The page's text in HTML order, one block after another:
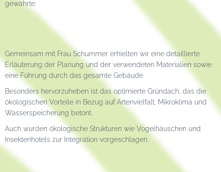
gewährte.
Gemeinsam mit Frau Schummer erhielten wir eine detaillierte
Erläuterung der Planung und der verwendeten Materialien sowie
eine Führung durch das gesamte Gebäude.
Besonders hervorzuheben ist das optimierte Gründach, das die
ökologischen Vorteile in Bezug auf Artenvielfalt, Mikroklima und
Wasserspeicherung betont.
Auch wurden ökologische Strukturen wie Vogelhäuschen und
Insektenhotels zur Integration vorgeschlagen.